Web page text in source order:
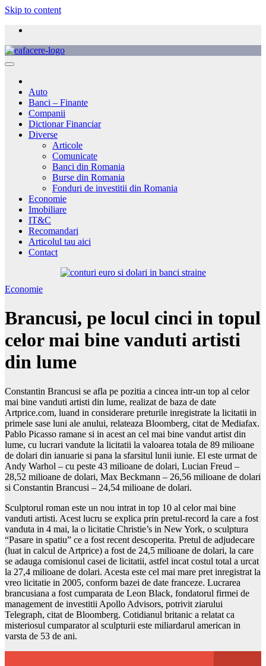
Skip to content
Auto
Banci – Finante
Companii
Dictionar Financiar
Diverse
Articole
Comunicate
Banci din Romania
Burse din Romania
Fonduri de investitii din Romania
Economie
Imobiliare
IT&C
Recomandari
Articolul tau aici
Contact
Economie
Brancusi, pe locul cinci in topul
celor mai bine vanduti artisti
din lume
Constantin Brancusi se afla pe pozitia a cincea intr-un top al celor
mai bine vanduti artisti din lume, realizat de baza de date
Artprice.com, luand in considerare preturile inregistrate la licitatii in
primele sase luni ale anului, relateaza Bloomberg, citat de Mediafax.
Pablo Picasso ramane si in acest an cel mai bine vandut artist din
lume, cu lucrari vandute la licitatii la valoarea totala de 89 milioane
de dolari din ianuarie si pana la sfarsitul lunii iunie. El este urmat de
Andy Warhol – cu peste 43 milioane de dolari, Lucian Freud –
28,52 milioane de dolari, Max Beckmann – 26,56 milioane de dolari
si Constantin Brancusi – 24,54 milioane de dolari.
Sculptorul roman este un nou intrat in top 10 al celor mai bine
vanduti artisti. Acest lucru se explica prin pretul-record la care a fost
vanduta in 4 mai, la o licitatie Christie’s in New York, o sculptura
“Pasare in spatiu” ce a fost recent descoperita. Pretul de adjudecare
(luat in calcul de Artprice) a fost de 24,5 milioane de dolari, la care
se adauga comisionul casei de licitatii, astfel incat costul total a urcat
la 27,4 milioane de dolari. Acesta este cel mai mare pret inregistrat la
vreo licitatie in 2005, conform bazei de date franceze. Lucrarea
brancusiana a fost cumparata de Leon Black, fondatorul firmei de
management de investitii Apollo Advisors, potrivit ziarului
Telegraph, citat de Bloomberg. Cotidianul britanic a relatat ca
misteriosul cumparator al sculpturii este miliardarul american in
varsta de 53 de ani.